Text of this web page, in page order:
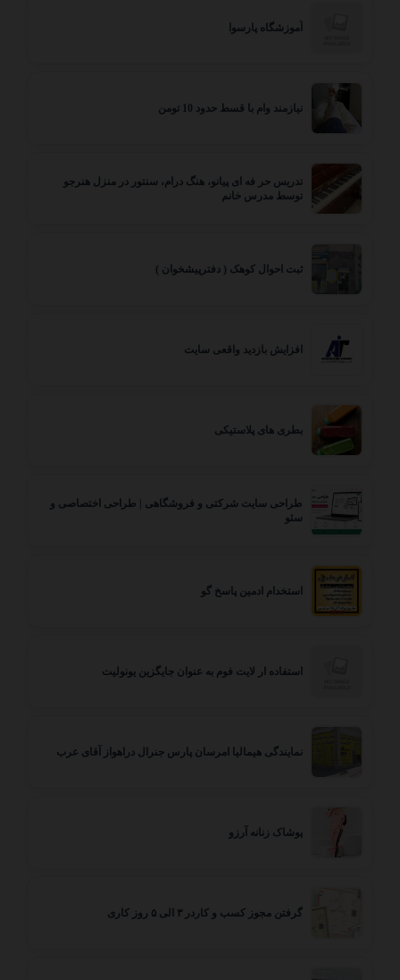
آموزشگاه پارسوا
نیازمند وام با قسط حدود 10 تومن
تدریس حر فه ای پیانو، هنگ درام، سنتور در منزل هنرجو
توسط مدرس خانم
ثبت احوال کوهک ( دفترپیشخوان )
افزایش بازدید واقعی سایت
بطری های پلاستیکی
طراحی سایت شرکتی و فروشگاهی | طراحی اختصاصی و
سئو
استخدام ادمین پاسخ گو
استفاده ار لایت فوم به عنوان جایگزین یونولیت
نمایندگی هیمالیا امرسان پارس جنرال دراهواز آقای عرب
پوشاک زنانه آرزو
گرفتن مجوز کسب و کاردر ۳ الی ۵ روز کاری